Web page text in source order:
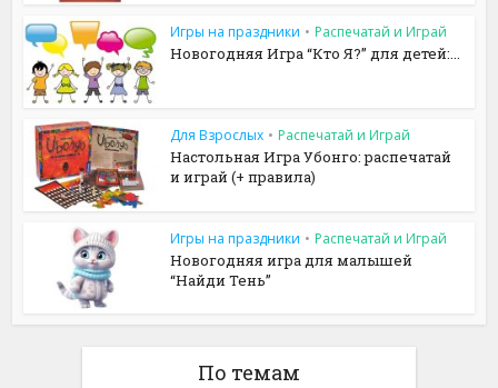
Игры на праздники • Распечатай и Играй
Новогодняя Игра “Кто Я?” для детей:...
Для Взрослых • Распечатай и Играй
Настольная Игра Убонго: распечатай
и играй (+ правила)
Игры на праздники • Распечатай и Играй
Новогодняя игра для малышей
“Найди Тень”
По темам